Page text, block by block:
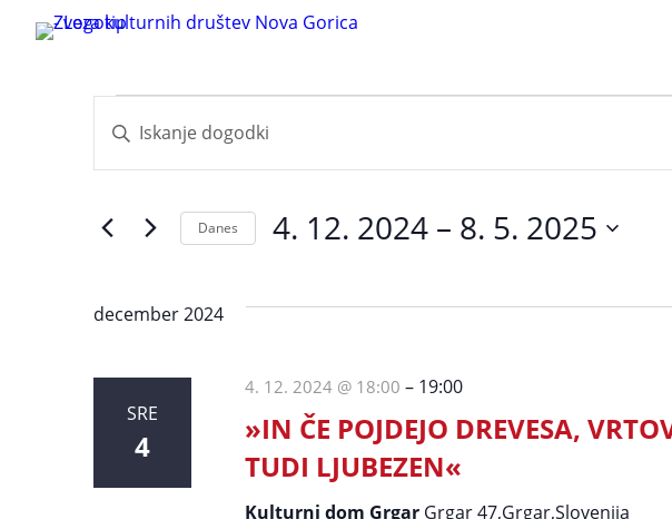
Dogodki
Dogodki
Navigacija
za
in
oglede
Vnesite
ključno
besedo.
Dogodki
besedi.
Danes 4. 12. 2024 – 8. 5. 2025
december 2024
SRE
4
»IN ČE POJDEJO DREVESA,
TUDI LJUBEZEN«
4. 12. 2024 @ 18:00 – 19:00
Kulturni dom Grgar Grgar 47,Grgar,Slovenija